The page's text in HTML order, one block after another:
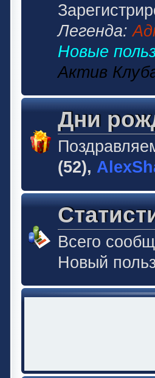
Легенда:
Новые
Актив
Дни
(52),
Всего
Новый